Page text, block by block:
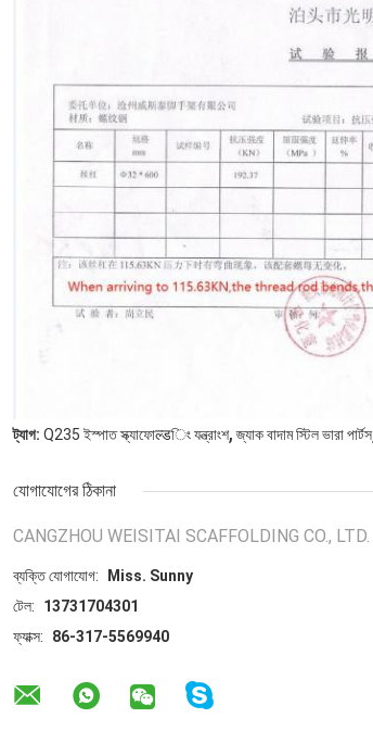
ট্যাগ: Q235 ইস্পাত স্ক্যাফোल्डিং যন্ত্রাংশ, জ্যাক বাদাম স্টিল ভারা পার্টস
যোগাযোগের ঠিকানা
CANGZHOU WEISITAI SCAFFOLDING CO., LTD.
ব্যক্তি যোগাযোগ:
Miss. Sunny
টেল:
13731704301
ফ্যাক্স:
86-317-5569940